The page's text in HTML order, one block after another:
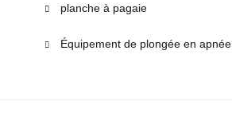
planche à pagaie
Équipement de plongée en apnée